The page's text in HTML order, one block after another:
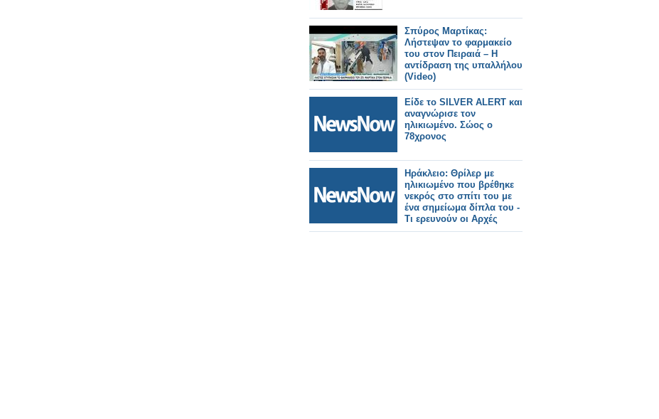
Σπύρος Μαρτίκας:
Λήστεψαν το φαρμακείο
του στον Πειραιά – Η
αντίδραση της υπαλλήλου
(Video)
Είδε το SILVER ALERT και
αναγνώρισε τον
ηλικιωμένο. Σώος ο
78χρονος
Ηράκλειο: Θρίλερ με
ηλικιωμένο που βρέθηκε
νεκρός στο σπίτι του με
ένα σημείωμα δίπλα του -
Τι ερευνούν οι Αρχές